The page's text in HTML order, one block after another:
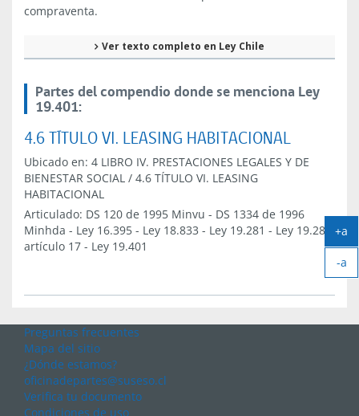
compraventa.
Ver texto completo en Ley Chile
Partes del compendio donde se menciona Ley
19.401:
4.6 TÍTULO VI. LEASING HABITACIONAL
Ubicado en: 4 LIBRO IV. PRESTACIONES LEGALES Y DE
BIENESTAR SOCIAL / 4.6 TÍTULO VI. LEASING
HABITACIONAL
Articulado: DS 120 de 1995 Minvu - DS 1334 de 1996
Minhda - Ley 16.395 - Ley 18.833 - Ley 19.281 - Ley 19.281,
artículo 17 - Ley 19.401
Preguntas frecuentes
Mapa del sitio
¿Dónde estamos?
oficinadepartes@suseso.cl
Verifica tu documento
Condiciones de uso
+a
-a